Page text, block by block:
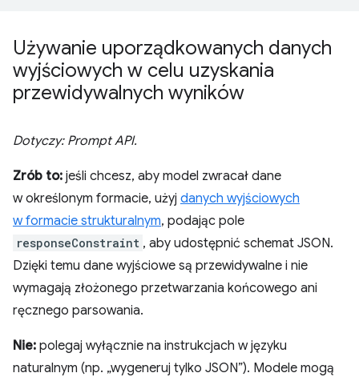
Używanie uporządkowanych danych
wyjściowych w celu uzyskania
przewidywalnych wyników
Dotyczy: Prompt API.
Zrób to: jeśli chcesz, aby model zwracał dane
w określonym formacie, użyj danych wyjściowych
w formacie strukturalnym, podając pole
responseConstraint , aby udostępnić schemat JSON.
Dzięki temu dane wyjściowe są przewidywalne i nie
wymagają złożonego przetwarzania końcowego ani
ręcznego parsowania.
Nie: polegaj wyłącznie na instrukcjach w języku
naturalnym (np. „wygeneruj tylko JSON”). Modele mogą